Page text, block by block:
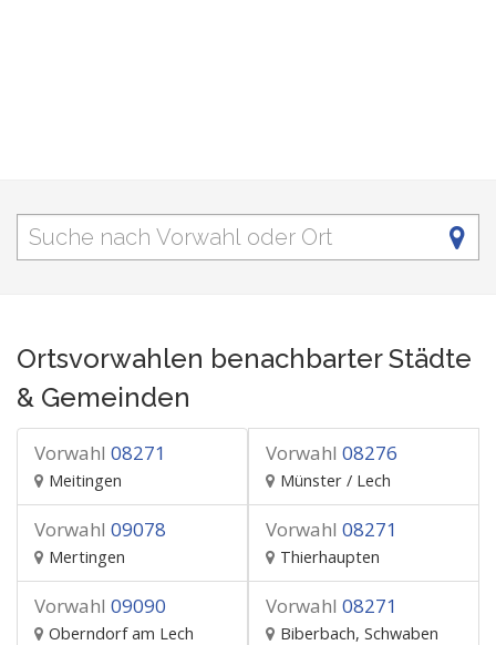
Ortsvorwahlen benachbarter Städte
& Gemeinden
Vorwahl 08271
Meitingen
Vorwahl 08276
Münster / Lech
Vorwahl 09078
Mertingen
Vorwahl 08271
Thierhaupten
Vorwahl 09090
Oberndorf am Lech
Vorwahl 08271
Biberbach, Schwaben